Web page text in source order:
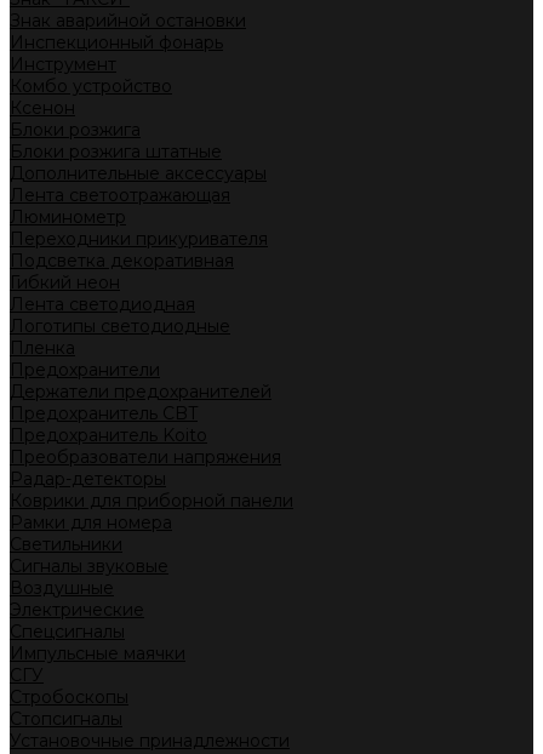
Знак аварийной остановки
Инспекционный фонарь
Инструмент
Комбо устройство
Ксенон
Блоки розжига
Блоки розжига штатные
Дополнительные аксессуары
Лента светоотражающая
Люминометр
Переходники прикуривателя
Подсветка декоративная
Гибкий неон
Лента светодиодная
Логотипы светодиодные
Пленка
Предохранители
Держатели предохранителей
Предохранитель CBT
Предохранитель Koito
Преобразователи напряжения
Радар-детекторы
Коврики для приборной панели
Рамки для номера
Светильники
Сигналы звуковые
Воздушные
Электрические
Спецсигналы
Импульсные маячки
СГУ
Стробоскопы
Стопсигналы
Установочные принадлежности